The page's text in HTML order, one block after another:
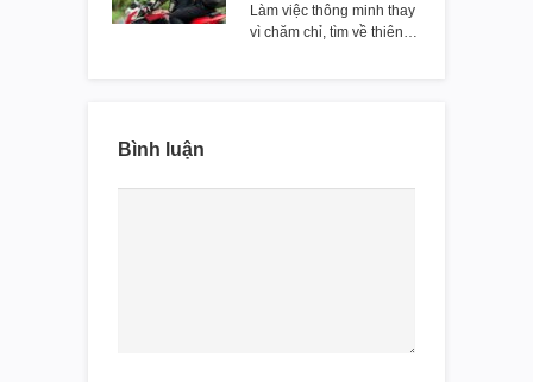
Làm việc thông minh thay
vì chăm chỉ, tìm về thiên…
Bình luận